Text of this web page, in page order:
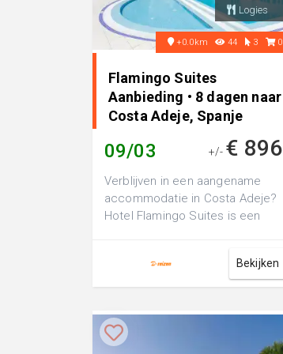
Logies
+0.0km 44 3 0
Flamingo Suites
Aanbieding • 8 dagen naar
Costa Adeje, Spanje
09/03 +/- € 896
Verblijven in een aangename
accommodatie in Costa Adeje?
Hotel Flamingo Suites is een
Bekijken